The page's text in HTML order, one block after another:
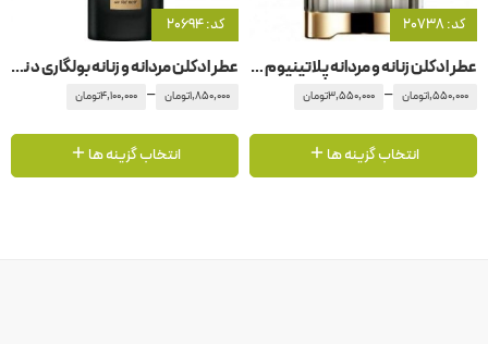
کد: 20738
عطر ادکلن زنانه و مردانه پلاتینیوم لدر -پلاتونیوم کارولینا هررا
1,550,000تومان –
3,550,000تومان
انتخاب گزینه ها
کد: 20694
عطر ادکلن مردانه و زنانه بولگاری د نویر
1,850,000تومان –
4,100,000تومان
انتخاب گزینه ها